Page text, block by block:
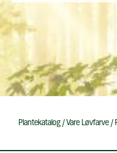
Plantekatalog/Vare Løvfarve/